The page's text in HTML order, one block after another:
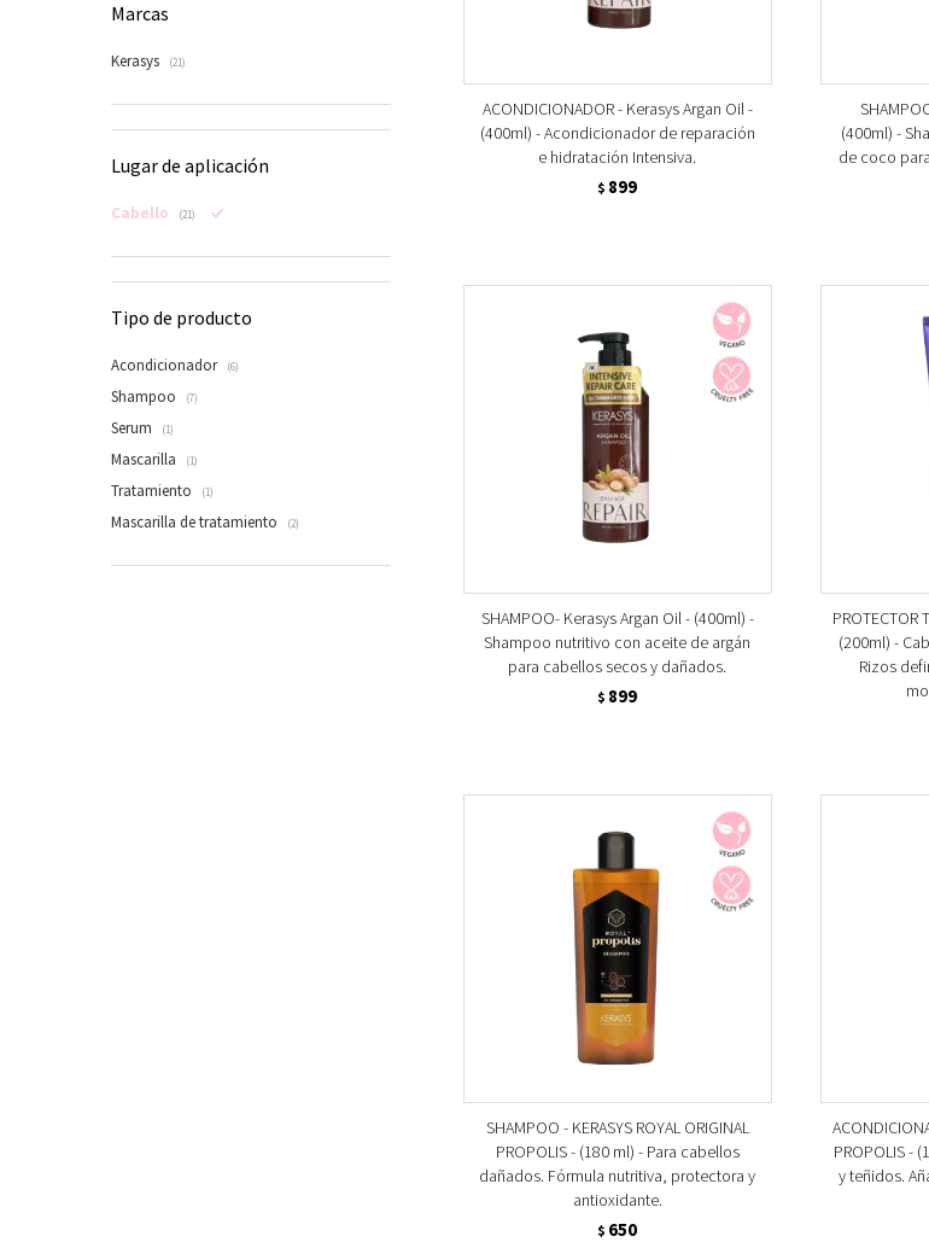
ACONDICIONADOR - Kerasys Argan Oil -
(400ml) - Acondicionador de reparación
e hidratación Intensiva.
$ 899
(400ml) -
de coco
SHAMPOO- Kerasys Argan Oil - (400ml) -
Shampoo nutritivo con aceite de argán
para cabellos secos y dañados.
$ 899
PROTECTOR
(200ml) -
Rizos
SHAMPOO - KERASYS ROYAL ORIGINAL
PROPOLIS - (180 ml) - Para cabellos
dañados. Fórmula nutritiva, protectora y
antioxidante.
$ 650
PROPOLIS -
y teñidos.
Marcas
Kerasys (21)
Lugar de aplicación
Cabello (21)
Tipo de producto
Acondicionador (6)
Shampoo (7)
Serum (1)
Mascarilla (1)
Tratamiento (1)
Mascarilla de tratamiento (2)